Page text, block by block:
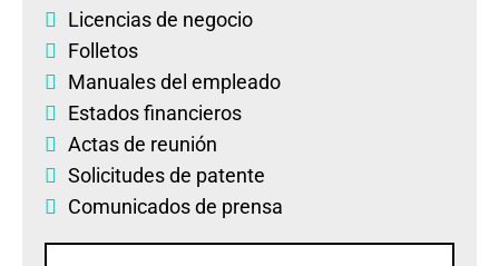
Licencias de negocio
Folletos
Manuales del empleado
Estados financieros
Actas de reunión
Solicitudes de patente
Comunicados de prensa